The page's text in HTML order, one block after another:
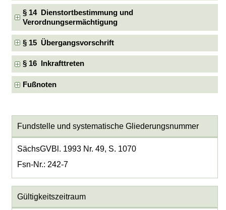
§ 14 Dienstortbestimmung und
Verordnungsermächtigung
§ 15 Übergangsvorschrift
§ 16 Inkrafttreten
Fußnoten
Fundstelle und systematische Gliederungsnummer
SächsGVBl. 1993 Nr. 49, S. 1070
Fsn-Nr.: 242-7
Gültigkeitszeitraum